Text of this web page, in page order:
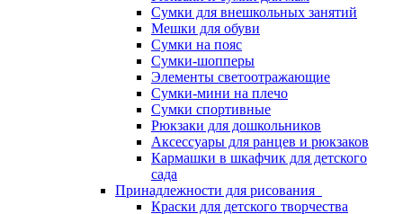
Сумки для внешкольных занятий
Мешки для обуви
Сумки на пояс
Сумки-шопперы
Элементы светоотражающие
Сумки-мини на плечо
Сумки спортивные
Рюкзаки для дошкольников
Аксессуары для ранцев и рюкзаков
Кармашки в шкафчик для детского
сада
Принадлежности для рисования
Краски для детского творчества